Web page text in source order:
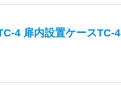
4 扉内設置ケースTC-4